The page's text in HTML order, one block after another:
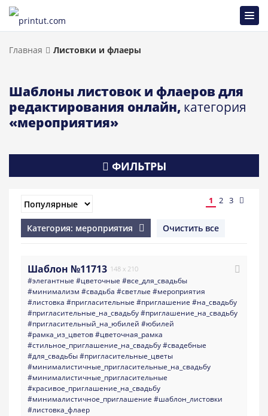
Главная Листовки и флаеры
Шаблоны листовок и флаеров для
редактирования онлайн, категория
«мероприятия»
ФИЛЬТРЫ
1 2 3
Категория: мероприятия Очистить все
Шаблон №11713 148 x 210
#элегантные #цветочные #все_для_свадьбы
#минимализм #свадьба #светлые #мероприятия
#листовка #пригласительные #приглашение #на_свадьбу
#пригласительные_на_свадьбу#приглашение_на_свадьбу
#пригласительный_на_юбилей #юбилей
#рамка_из_цветов#цветочная_рамка
#стильное_приглашение_на_свадьбу#свадебные
#для_свадьбы#пригласительные_цветы
#минималистичные_пригласительные_на_свадьбу
#минималистичные_пригласительные
#красивое_приглашение_на_свадьбу
#минималистичное_приглашение #шаблон_листовки
#листовка_флаер